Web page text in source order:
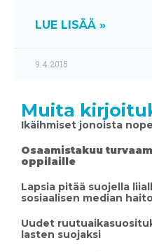
LUE LISÄÄ »
9.4.2015
Muita
Ikäihmiset jonoista
Osaamistakuu
oppilaille
Lapsia pitää suojella
sosiaalisen median
Uudet
lasten suojaksi